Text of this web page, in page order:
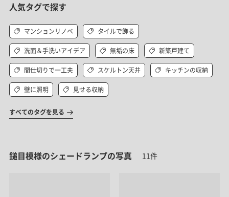
人気タグで探す
マンションリノベ タイルで飾る
洗面＆手洗いアイデア 無垢の床 新築戸建て
間仕切りで一工夫 スケルトン天井 キッチンの収納
壁に照明 見せる収納
すべてのタグを見る
鎚目模様のシェードランプの写真 11件